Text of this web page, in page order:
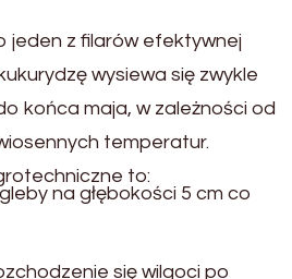
jeden z filarów efektywnej
wysiewa się zwykle
końca maja, w zależności od
temperatur.
to:
na głębokości 5 cm co
się wilgoci po